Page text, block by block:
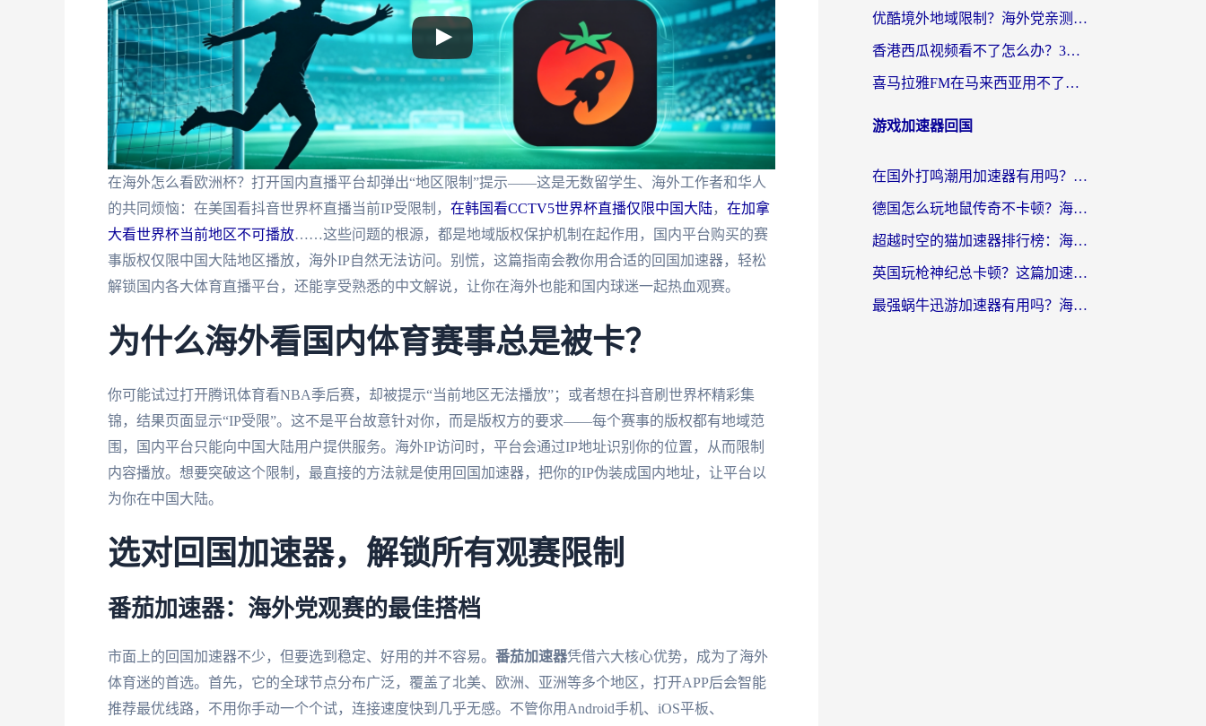
在海外怎么看欧洲杯？打开国内直播平台却弹出“地区限制”提示——这是无数留学生、海外工作者和华人
的共同烦恼：在美国看抖音世界杯直播当前IP受限制， 在韩国看CCTV5世界杯直播仅限中国大陆， 在加拿
大看世界杯当前地区不可播放……这些问题的根源，都是地域版权保护机制在起作用，国内平台购买的赛
事版权仅限中国大陆地区播放，海外IP自然无法访问。别慌，这篇指南会教你用合适的回国加速器，轻松
解锁国内各大体育直播平台，还能享受熟悉的中文解说，让你在海外也能和国内球迷一起热血观赛。
为什么海外看国内体育赛事总是被卡？
你可能试过打开腾讯体育看NBA季后赛，却被提示“当前地区无法播放”；或者想在抖音刷世界杯精彩集
锦，结果页面显示“IP受限”。这不是平台故意针对你，而是版权方的要求——每个赛事的版权都有地域范
围，国内平台只能向中国大陆用户提供服务。海外IP访问时，平台会通过IP地址识别你的位置，从而限制
内容播放。想要突破这个限制，最直接的方法就是使用回国加速器，把你的IP伪装成国内地址，让平台以
为你在中国大陆。
选对回国加速器，解锁所有观赛限制
番茄加速器：海外党观赛的最佳搭档
市面上的回国加速器不少，但要选到稳定、好用的并不容易。 番茄加速器凭借六大核心优势，成为了海外
体育迷的首选。首先，它的全球节点分布广泛，覆盖了北美、欧洲、亚洲等多个地区，打开APP后会智能
推荐最优线路，不用你手动一个个试，连接速度快到几乎无感。不管你用Android手机、iOS平板、
优酷境外地域限制？海外党亲测：这样看国内剧再也不卡（附3个实用场景解决）
香港西瓜视频看不了怎么办？3步解决海外追剧难题，附靠谱加速器推荐
喜马拉雅FM在马来西亚用不了怎么办？海外华人亲测有效的回国加速指南
游戏加速器回国
在国外打鸣潮用加速器有用吗？安全吗？海外玩家国服游戏加速全指南
德国怎么玩地鼠传奇不卡顿？海外党国服游戏加速全攻略（含战双EVE实用指南）
超越时空的猫加速器排行榜：海外党国服游戏不卡顿的终极选择指南
英国玩枪神纪总卡顿？这篇加速器选择指南帮你告别延迟（附实测推荐）
最强蜗牛迅游加速器有用吗？海外玩家国服游戏加速避坑指南（附德国玩忍者必须死3流星蝴蝶剑解决办法）